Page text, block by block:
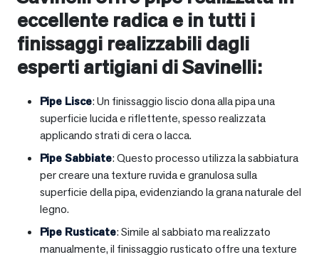
eccellente radica e in tutti i
finissaggi realizzabili dagli
esperti artigiani di Savinelli:
Pipe Lisce: Un finissaggio liscio dona alla pipa una
superficie lucida e riflettente, spesso realizzata
applicando strati di cera o lacca.
Pipe Sabbiate: Questo processo utilizza la sabbiatura
per creare una texture ruvida e granulosa sulla
superficie della pipa, evidenziando la grana naturale del
legno.
Pipe Rusticate: Simile al sabbiato ma realizzato
manualmente, il finissaggio rusticato offre una texture